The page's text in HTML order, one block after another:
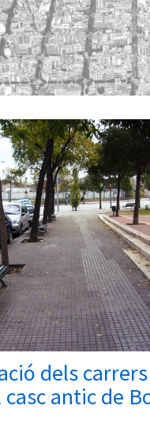
dels
antic de